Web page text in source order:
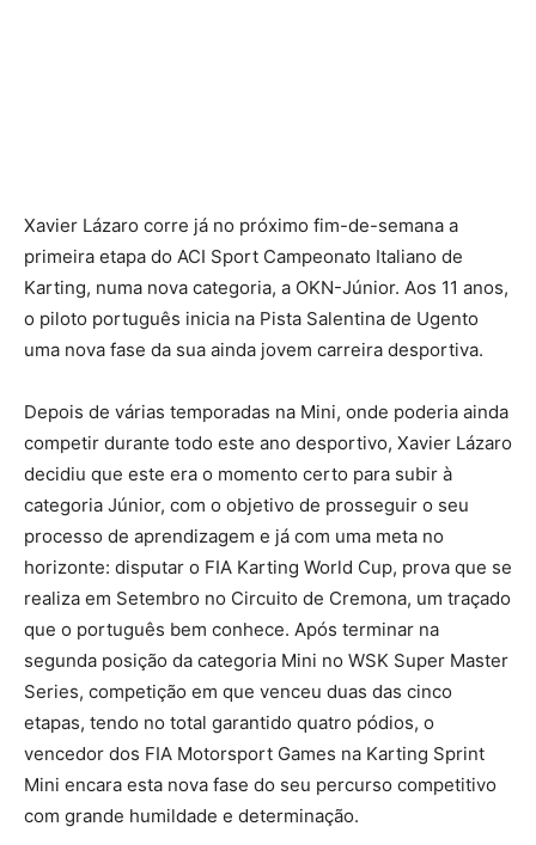
Xavier Lázaro corre já no próximo fim-de-semana a
primeira etapa do ACI Sport Campeonato Italiano de
Karting, numa nova categoria, a OKN-Júnior. Aos 11 anos,
o piloto português inicia na Pista Salentina de Ugento
uma nova fase da sua ainda jovem carreira desportiva.
Depois de várias temporadas na Mini, onde poderia ainda
competir durante todo este ano desportivo, Xavier Lázaro
decidiu que este era o momento certo para subir à
categoria Júnior, com o objetivo de prosseguir o seu
processo de aprendizagem e já com uma meta no
horizonte: disputar o FIA Karting World Cup, prova que se
realiza em Setembro no Circuito de Cremona, um traçado
que o português bem conhece. Após terminar na
segunda posição da categoria Mini no WSK Super Master
Series, competição em que venceu duas das cinco
etapas, tendo no total garantido quatro pódios, o
vencedor dos FIA Motorsport Games na Karting Sprint
Mini encara esta nova fase do seu percurso competitivo
com grande humildade e determinação.